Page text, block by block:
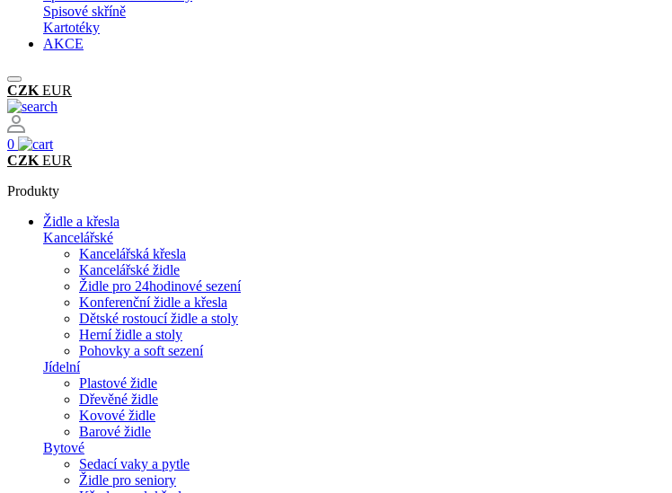
Spisové skříně
Kartotéky
AKCE
CZK EUR
0
CZK EUR
Produkty
Židle a křesla
Kancelářské
Kancelářská křesla
Kancelářské židle
Židle pro 24hodinové sezení
Konferenční židle a křesla
Dětské rostoucí židle a stoly
Herní židle a stoly
Pohovky a soft sezení
Jídelní
Plastové židle
Dřevěné židle
Kovové židle
Barové židle
Bytové
Sedací vaky a pytle
Židle pro seniory